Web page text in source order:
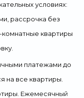
условиях:
рассрочка без
комнатные квартиры
платежами до
на все квартиры.
Ежемесячный